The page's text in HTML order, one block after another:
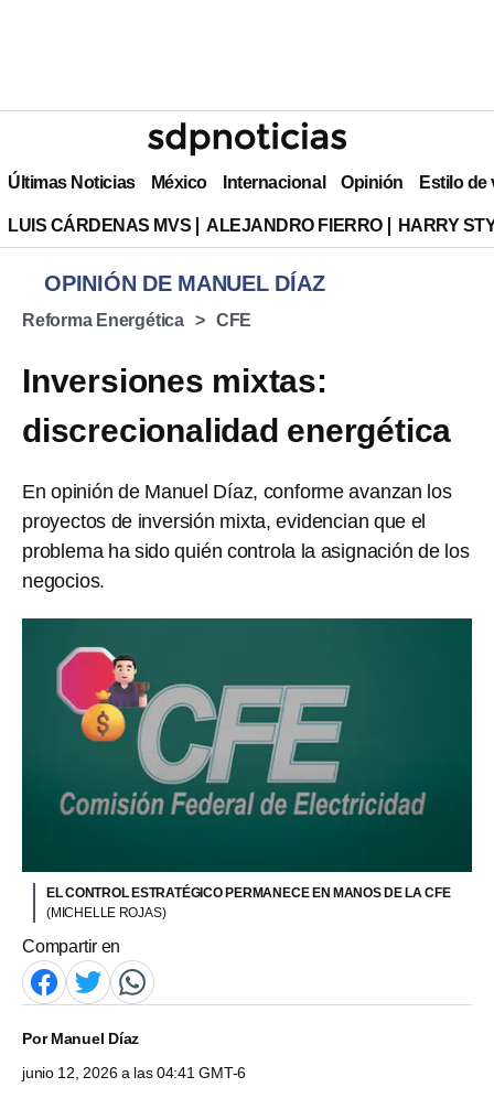
Últimas Noticias México Internacional Opinión Estilo de
LUIS CÁRDENAS MVS ALEJANDRO FIERRO HARRY
OPINIÓN DE MANUEL DÍAZ
Reforma Energética CFE
Inversiones mixtas:
discrecionalidad energética
En opinión de Manuel Díaz, conforme avanzan los
proyectos de inversión mixta, evidencian que el
problema ha sido quién controla la asignación de los
negocios.
EL CONTROL ESTRATÉGICO PERMANECE EN MANOS DE LA CFE
(MICHELLE ROJAS)
Compartir en
PorManuel Díaz
junio 12, 2026 a las 04:41 GMT-6